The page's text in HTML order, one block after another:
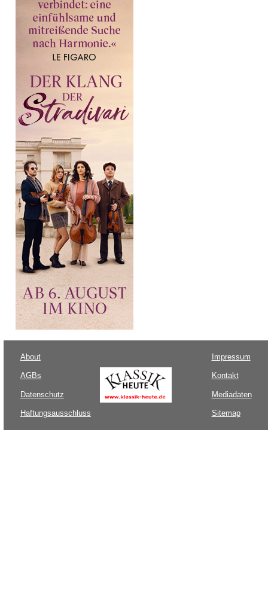
About
AGBs
Datenschutz
Haftungsausschluss
Impressum
Kontakt
Mediadaten
Sitemap